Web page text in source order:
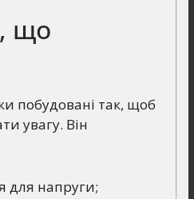
що
побудовані так, щоб
увагу. Він
для напруги;